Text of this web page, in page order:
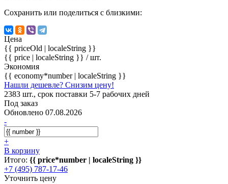
Сохранить или поделиться с близкими:
Цена
{{ priceOld | localeString }}
{{ price | localeString }} / шт.
Экономия
{{ economy*number | localeString }}
Нашли дешевле? Снизим цену!
2383 шт., срок поставки 5-7 рабочих дней
Под заказ
Обновлено 07.08.2026
-
+
В корзину
Итого: {{ price*number | localeString }}
+7 (495) 787-17-46
Уточнить цену